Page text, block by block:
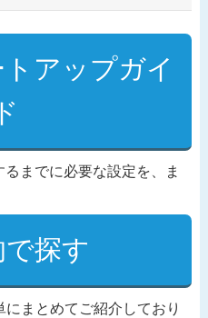
アップガイ
ド
までに必要な設定を、ま
で探す
まとめてご紹介しており